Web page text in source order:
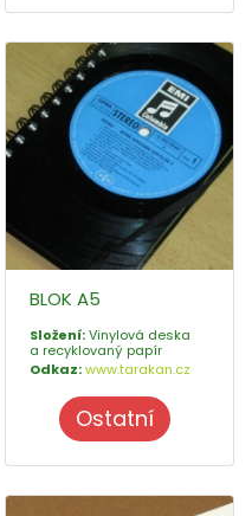
BLOK A5
Složení:Vinylová deska
a recyklovaný papír
Odkaz:www.tarakan.cz
Ostatní